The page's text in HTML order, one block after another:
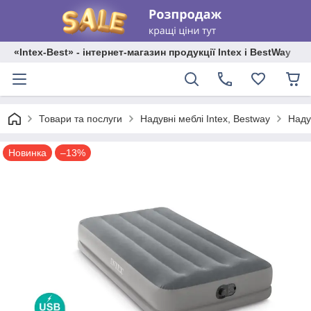
«Intex-Best» - інтернет-магазин продукції Intex і BestWay
Товари та послуги Надувні меблі Intex, Bestway
Новинка –13%